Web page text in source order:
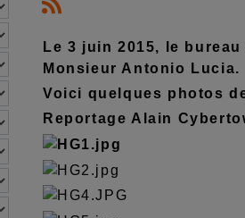
Le 3 juin 2015, le
Monsieur Antonio Lucia.
Voici quelques photos
Reportage Alain